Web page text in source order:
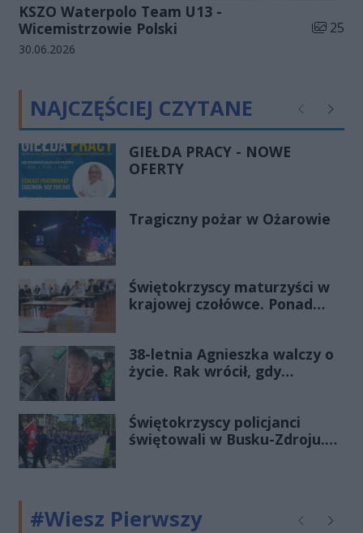
KSZO Waterpolo Team U13 -
Wicemistrzowie Polski
Liczba
25
Data dodania galerii:
30.06.2026
NAJCZĘŚCIEJ CZYTANE Poprzednie
GIEŁDA PRACY - NOWE
OFERTY
Tragiczny pożar w Ożarowie
Świętokrzyscy maturzyści w
krajowej czołówce. Ponad
38-letnia Agnieszka walczy o
życie. Rak wrócił, gdy
Świętokrzyscy policjanci
świętowali w Busku-Zdroju.
#Wiesz Pierwszy Poprzednie